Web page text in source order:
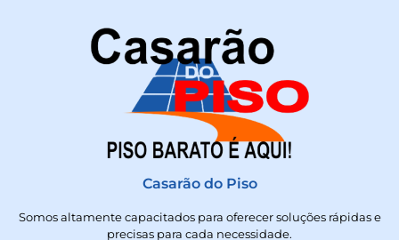
Casarão do Piso
Somos altamente capacitados para oferecer soluções rápidas e
precisas para cada necessidade.